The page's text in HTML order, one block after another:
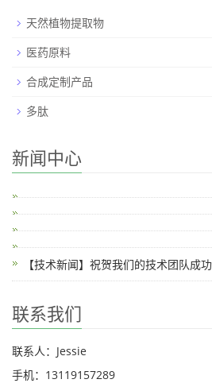
天然植物提取物
医药原料
合成定制产品
多肽
新闻中心
【技术新闻】祝贺我们的技术团队成功
联系我们
联系人：Jessie
手机：13119157289